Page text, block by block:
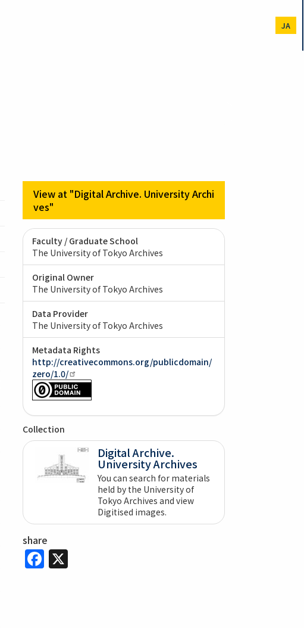
JA
View at "Digital Archive. University Archi
ves"
Faculty / Graduate School
The University of Tokyo Archives
Original Owner
The University of Tokyo Archives
Data Provider
The University of Tokyo Archives
Metadata Rights
http://creativecommons.org/publicdomain/
zero/1.0/
Collection
Digital Archive.
University Archives
You can search for materials
held by the University of
Tokyo Archives and view
Digitised images.
share
Facebook
X